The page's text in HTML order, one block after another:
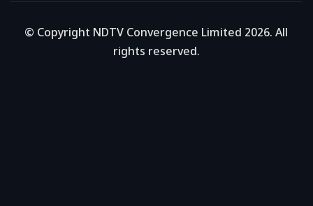
© Copyright NDTV Convergence Limited 2026. All
rights reserved.